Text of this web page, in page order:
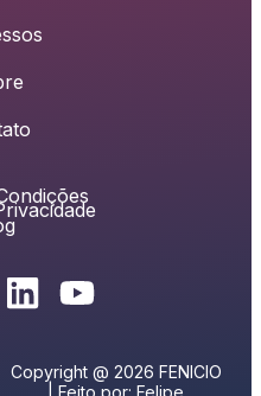
Copyright @ 2026 FENICIO
| Feito por: Felipe